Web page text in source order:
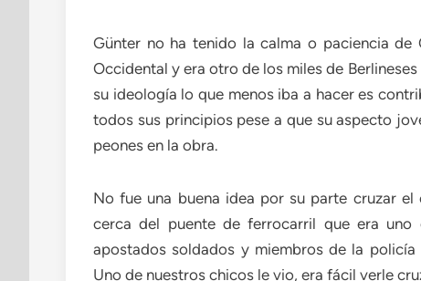
Günter no ha tenido la calma o paciencia
Occidental y era otro de los miles de
su ideología lo que menos iba a hacer es
todos sus principios pese a que su aspecto
peones en la obra.
No fue una buena idea por su parte cruzar
cerca del puente de ferrocarril que era
apostados soldados y miembros de la
Uno de nuestros chicos le vio, era fácil verle